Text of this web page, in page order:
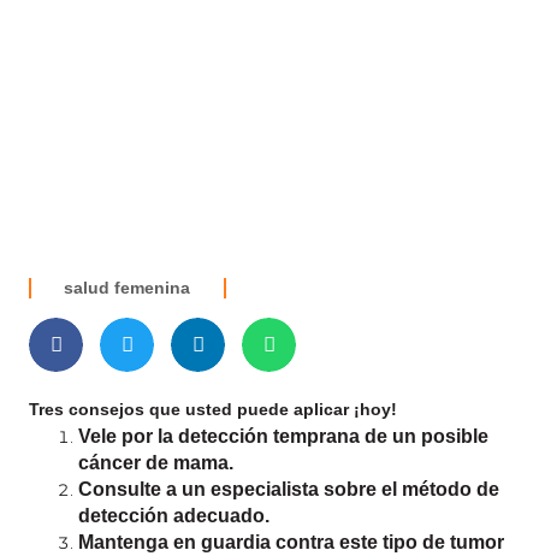
salud femenina
Tres consejos que usted puede aplicar ¡hoy!
Vele por la detección temprana de un posible
cáncer de mama.
Consulte a un especialista sobre el método de
detección adecuado.
Mantenga en guardia contra este tipo de tumor